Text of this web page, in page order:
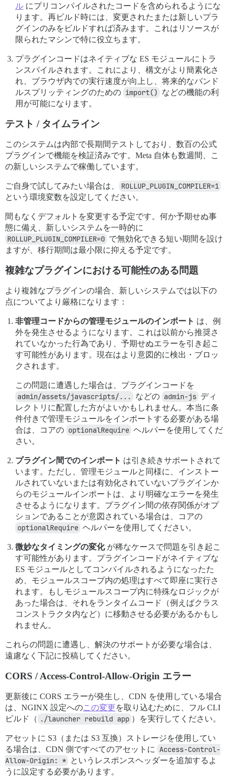
ル にプリコンパイルされたコードを含められるようにな
ります。再ビルド時には、変更されたまたは新しいプラ
グインのみをビルドすれば済みます。これはリソースが
限られたマシンで特に役立ちます。
プラグインコードはネイティブな ES モジュールにトラ
ンスパイルされます。これにより、構文がより簡素化さ
れ、ブラウザ内での実行速度が向上し、将来的なバンド
ルスプリッティングのための import()
などの機能の利
用が可能になります。
テスト / タイムライン
このシステムは内部で長期間テストしており、数百の公式
プラグインで機能を検証済みです。Meta 自体も数週間、こ
の新しいシステムで稼働しています。
ご自身で試してみたい場合は、 ROLLUP_PLUGIN_COMPILER=1
という環境変数を設定してください。
間もなくデフォルトを変更する予定です。何か予期せぬ事
態に備え、新しいシステムを一時的に
ROLLUP_PLUGIN_COMPILER=0 で無効化できる短い期間を設け
ますが、移行期間は最小限に抑える予定です。
複雑なプラグインにおける可能性のある問題
より複雑なプラグインの場合、新しいシステムでは以下の
点についてより厳格になります：
非管理コードからの管理モジュールのインポート は、例
外を発生させるようになります。これは以前から推奨さ
れていなかった行為であり、予期せぬエラーを引き起こ
す可能性があります。現在はより意図的に検出・ブロッ
クされます。
この問題に遭遇した場合は、プラグインコードを
admin/assets/javascripts/... などの admin-js ディ
レクトリに配置した方がよいかもしれません。本当に条
件付きで管理モジュールをインポートする必要がある場
合は、コアの optionalRequire ヘルパーを使用してくだ
さい。
プラグイン間でのインポート は引き続きサポートされて
います。ただし、管理モジュールと同様に、インストー
ルされていないまたは有効化されていないプラグインか
らのモジュールインポートは、より明確なエラーを発生
させるようになります。プラグイン間の依存関係がオプ
ションであることが意図されている場合は、コアの
optionalRequire ヘルパーを使用してください。
微妙なタイミングの変化が稀なケースで問題を引き起こ
す可能性があります。プラグインコードがネイティブな
ES モジュールとしてコンパイルされるようになったた
め、モジュールスコープ内の処理はすべて即座に実行さ
れます。もしモジュールスコープ内に特殊なロジックが
あった場合は、それをランタイムコード（例えばクラス
コンストラクタ内など）に移動させる必要があるかもし
れません。
これらの問題に遭遇し、解決のサポートが必要な場合は、
遠慮なく下記に投稿してください。
CORS / Access-Control-Allow-Origin エラー
更新後に CORS エラーが発生し、CDN を使用している場合
は、NGINX 設定へのこの変更を取り込むために、フル CLI
ビルド（ ./launcher rebuild app ）を実行してください。
アセットに S3（または S3 互換）ストレージを使用してい
る場合は、CDN 側ですべてのアセットに Access-Control-
Allow-Origin: * というレスポンスヘッダーを追加するよ
うに設定する必要があります。